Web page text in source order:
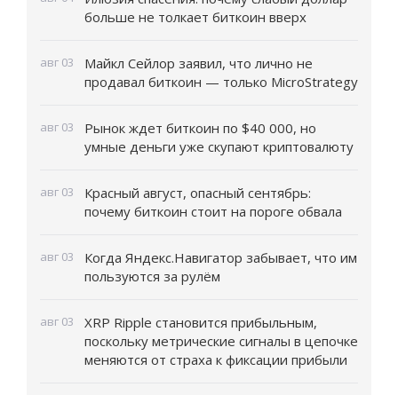
больше не толкает биткоин вверх
авг 03
Майкл Сейлор заявил, что лично не
продавал биткоин — только MicroStrategy
авг 03
Рынок ждет биткоин по $40 000, но
умные деньги уже скупают криптовалюту
авг 03
Красный август, опасный сентябрь:
почему биткоин стоит на пороге обвала
авг 03
Когда Яндекс.Навигатор забывает, что им
пользуются за рулём
авг 03
XRP Ripple становится прибыльным,
поскольку метрические сигналы в цепочке
меняются от страха к фиксации прибыли